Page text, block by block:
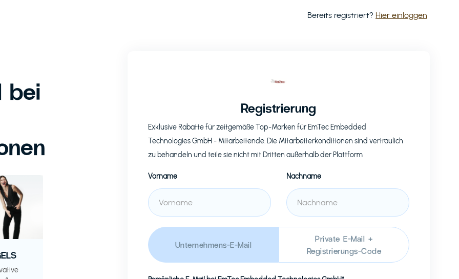
Bereits registriert? Hier einloggen
bei
Registrierung
Exklusive Rabatte für zeitgemäße Top-Marken für EmTec Embedded
Technologies GmbH - Mitarbeitende. Die Mitarbeiterkonditionen sind vertraulich
zu behandeln und teile sie nicht mit Dritten außerhalb der Plattform
Vorname Nachname
Unternehmens-E-Mail
Private E-Mail +
Registrierungs-Code